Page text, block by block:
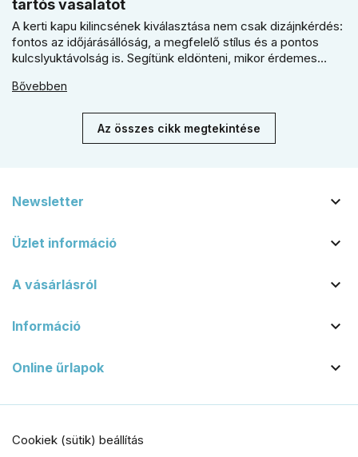
tartós vasalatot
A kerti kapu kilincsének kiválasztása nem csak dizájnkérdés:
fontos az időjárásállóság, a megfelelő stílus és a pontos
kulcslyuktávolság is. Segítünk eldönteni, mikor érdemes
kilincs + gomb megoldást választani.
Bővebben
Az összes cikk megtekintése
Newsletter 
Üzlet információ 
A vásárlásról 
Információ 
Online űrlapok 
Cookiek (sütik) beállítás